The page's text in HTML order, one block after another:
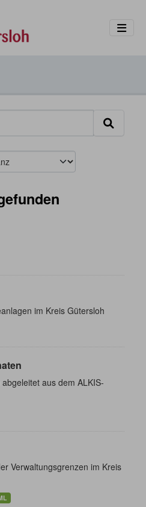
im Kreis Gütersloh
aus dem ALKIS-
Verwaltungsgrenzen im Kreis